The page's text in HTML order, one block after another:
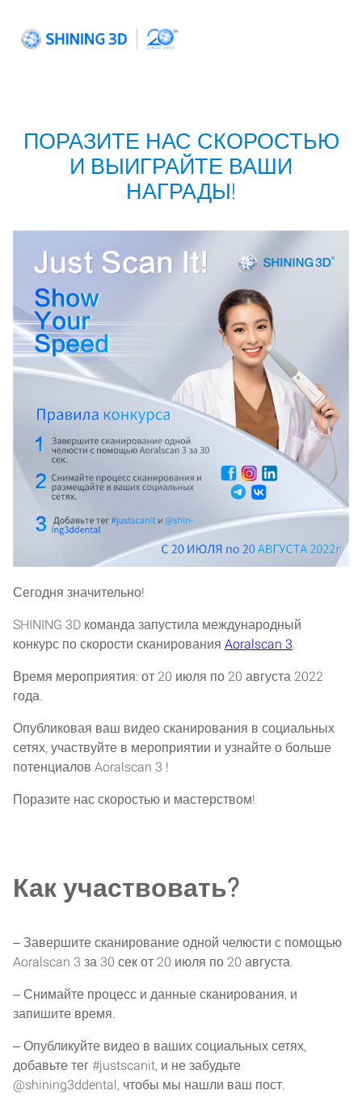
content
ПОРАЗИТЕ НАС СКОРОСТЬЮ
И ВЫИГРАЙТЕ ВАШИ
НАГРАДЫ!
Сегодня значительно!
SHINING 3D команда запустила международный
конкурс по скорости сканирования Aoralscan 3
Время мероприятия: от 20 июля по 20 августа 2022
года.
Опубликовая ваш видео сканирования в социальных
сетях, участвуйте в мероприятии и узнайте о больше
потенциалов Aoralscan 3 !
Поразите нас скоростью и мастерством!
Как участвовать?
‒ Завершите сканирование одной челюсти с помощью
Aoralscan 3 за 30 сек от 20 июля по 20 августа.
‒ Снимайте процесс и данные сканирования, и
запишите время.
‒ Опубликуйте видео в ваших социальных сетях,
добавьте тег #justscanit, и не забудьте
@shining3ddental, чтобы мы нашли ваш пост.